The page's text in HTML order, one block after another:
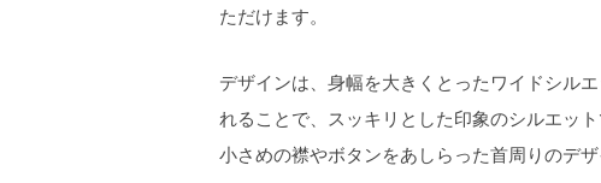
ただけます。
デザインは、身幅を大きくとったワイドシル
れることで、スッキリとした印象のシルエット
小さめの襟やボタンをあしらった首周りのデザ